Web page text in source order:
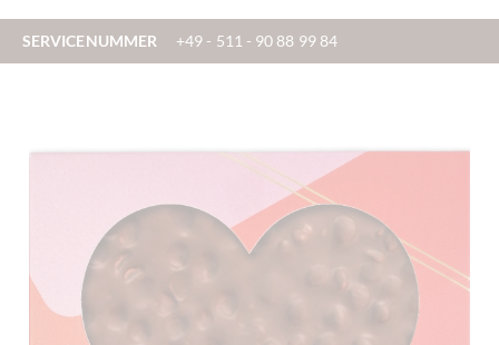
SERVICENUMMER +49 - 511 - 90 88 99 84